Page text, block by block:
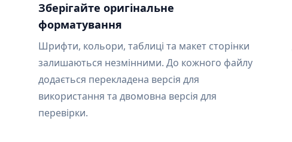
Зберігайте оригінальне
форматування
Шрифти, кольори, таблиці та макет сторінки
залишаються незмінними. До кожного файлу
додається перекладена версія для
використання та двомовна версія для
перевірки.